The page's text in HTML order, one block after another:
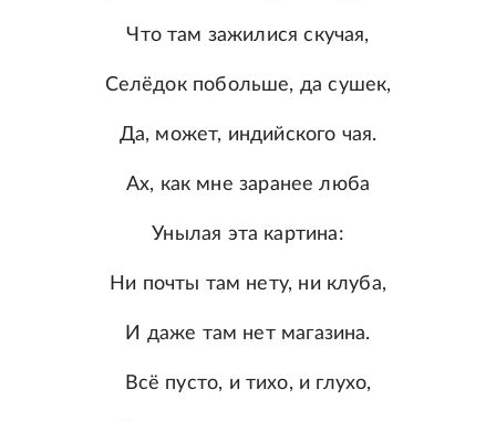
Что там зажилися скучая,
Селёдок побольше, да сушек,
Да, может, индийского чая.
Ах, как мне заранее люба
Унылая эта картина:
Ни почты там нету, ни клуба,
И даже там нет магазина.
Всё пусто, и тихо, и глухо,